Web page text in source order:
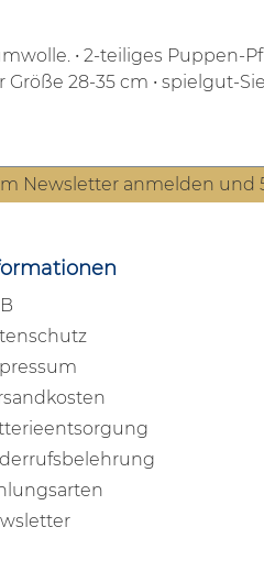
• 2-teiliges Puppen-
Größe 28-35 cm • spielgut-
Newsletter anmelden und